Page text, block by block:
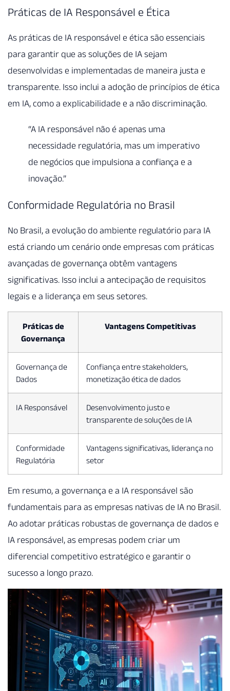
Práticas de IA Responsável e Ética
As práticas de IA responsável e ética são essenciais
para garantir que as soluções de IA sejam
desenvolvidas e implementadas de maneira justa e
transparente. Isso inclui a adoção de princípios de ética
em IA, como a explicabilidade e a não discriminação.
“A IA responsável não é apenas uma
necessidade regulatória, mas um imperativo
de negócios que impulsiona a confiança e a
inovação.”
Conformidade Regulatória no Brasil
No Brasil, a evolução do ambiente regulatório para IA
está criando um cenário onde empresas com práticas
avançadas de governança obtêm vantagens
significativas. Isso inclui a antecipação de requisitos
legais e a liderança em seus setores.
Práticas de
Governança
Vantagens Competitivas
Governança de
Dados
Confiança entre stakeholders,
monetização ética de dados
IA Responsável
Desenvolvimento justo e
transparente de soluções de IA
Conformidade
Regulatória
Vantagens significativas, liderança no
setor
Em resumo, a governança e a IA responsável são
fundamentais para as empresas nativas de IA no Brasil.
Ao adotar práticas robustas de governança de dados e
IA responsável, as empresas podem criar um
diferencial competitivo estratégico e garantir o
sucesso a longo prazo.